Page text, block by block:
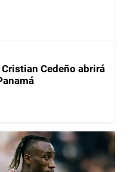
Cedeño abrirá